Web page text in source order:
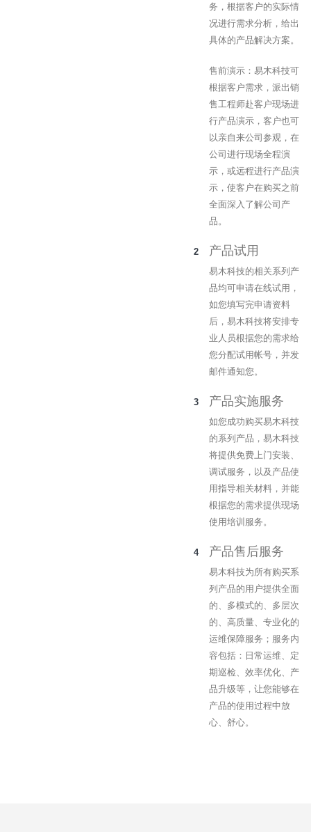
务，根据客户的实际情
况进行需求分析，给出
具体的产品解决方案。
售前演示：易木科技可
根据客户需求，派出销
售工程师赴客户现场进
行产品演示，客户也可
以亲自来公司参观，在
公司进行现场全程演
示，或远程进行产品演
示，使客户在购买之前
全面深入了解公司产
品。
产品试用
易木科技的相关系列产
品均可申请在线试用，
如您填写完申请资料
后，易木科技将安排专
业人员根据您的需求给
您分配试用帐号，并发
邮件通知您。
产品实施服务
如您成功购买易木科技
的系列产品，易木科技
将提供免费上门安装、
调试服务，以及产品使
用指导相关材料，并能
根据您的需求提供现场
使用培训服务。
产品售后服务
易木科技为所有购买系
列产品的用户提供全面
的、多模式的、多层次
的、高质量、专业化的
运维保障服务；服务内
容包括：日常运维、定
期巡检、效率优化、产
品升级等，让您能够在
产品的使用过程中放
心、舒心。